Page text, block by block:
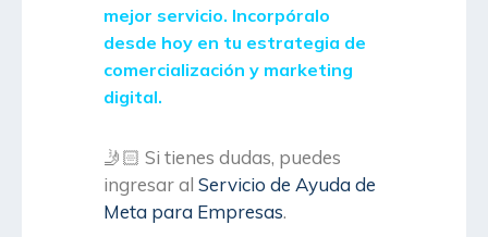
mejor servicio. Incorpóralo
desde hoy en tu estrategia de
comercialización y marketing
digital.
🤳🏻 Si tienes dudas, puedes
ingresar al Servicio de Ayuda de
Meta para Empresas.